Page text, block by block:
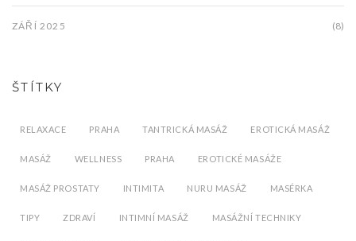
ZÁŘÍ 2025 (8)
ŠTÍTKY
RELAXACE PRAHA TANTRICKÁ MASÁŽ EROTICKÁ MASÁŽ
MASÁŽ WELLNESS PRAHA EROTICKÉ MASÁŽE
MASÁŽ PROSTATY INTIMITA NURU MASÁŽ MASÉRKA
TIPY ZDRAVÍ INTIMNÍ MASÁŽ MASÁŽNÍ TECHNIKY